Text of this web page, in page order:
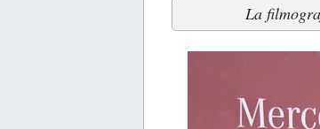
La